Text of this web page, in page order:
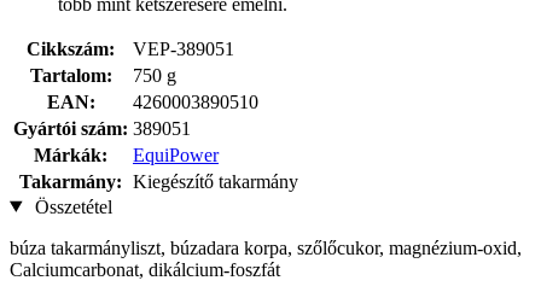
Cikkszám:
VEP-389051
Tartalom:
750 g
EAN:
4260003890510
Gyártói szám: 389051
Márkák:
EquiPower
Takarmány: Kiegészítő takarmány
Összetétel
búza takarmányliszt, búzadara korpa, szőlőcukor, magnézium-oxid,
Calciumcarbonat, dikálcium-foszfát